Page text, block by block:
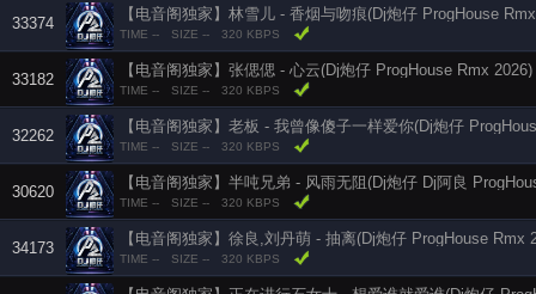
33374
【电音阁独家】林雪儿 - 香烟与吻痕(Dj炮仔 ProgHouse
TIME -- SIZE -- 320 KBPS
33182
【电音阁独家】张偲偲 - 心云(Dj炮仔 ProgHouse Rmx 2026)
TIME -- SIZE -- 320 KBPS
32262
TIME -- SIZE -- 320 KBPS
30620
【电音阁独家】半吨兄弟 - 风雨无阻(Dj炮仔 Dj阿良
TIME -- SIZE -- 320 KBPS
34173
【电音阁独家】徐良,刘丹萌 - 抽离(Dj炮仔 ProgHouse Rmx
TIME -- SIZE -- 320 KBPS